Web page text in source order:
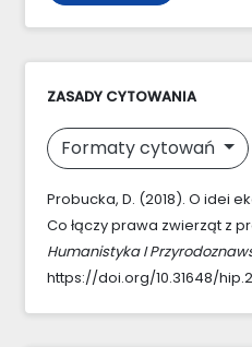
ZASADY CYTOWANIA
Formaty cytowań
Probucka, D. (2018). O idei
Co łączy prawa zwierząt z
Humanistyka I
https://doi.org/10.31648/